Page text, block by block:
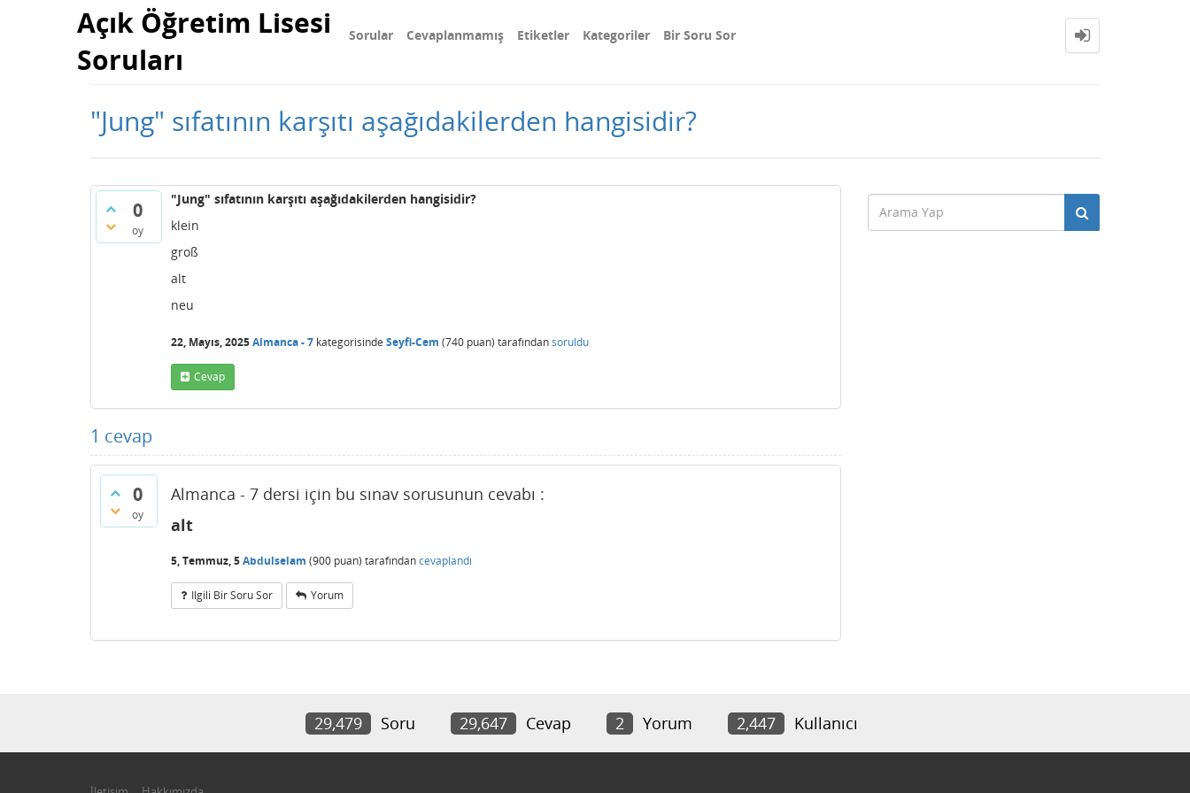
Açık Öğretim Lisesi
Soruları
Sorular Cevaplanmamış Etiketler Kategoriler Bir Soru Sor
"Jung" sıfatının karşıtı aşağıdakilerden hangisidir?
0
oy
"Jung" sıfatının karşıtı aşağıdakilerden hangisidir?
klein
groß
alt
neu
22, Mayıs, 2025Almanca - 7 kategorisinde Seyfi-Cem (740 puan) tarafındansoruldu
Cevap
1 cevap
0
oy
Almanca - 7 dersi için bu sınav sorusunun cevabı :
alt
5, Temmuz, 5Abdulselam (900 puan) tarafındancevaplandı
Ilgili Bir Soru Sor Yorum
29,479 Soru 29,647 Cevap 2 Yorum 2,447 Kullanıcı